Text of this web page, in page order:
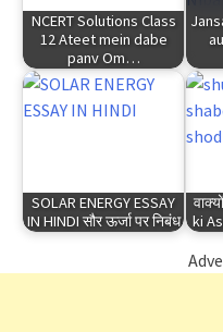
NCERT Solutions Class
12 Ateet mein dabe
panv Om…
SOLAR ENERGY ESSAY
IN HINDI सौर ऊर्जा पर निबंध
ki